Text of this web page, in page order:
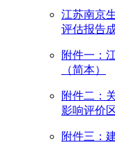
江苏南京
评估报告
附件一：
（简本）
附件二：
影响评价
附件三：